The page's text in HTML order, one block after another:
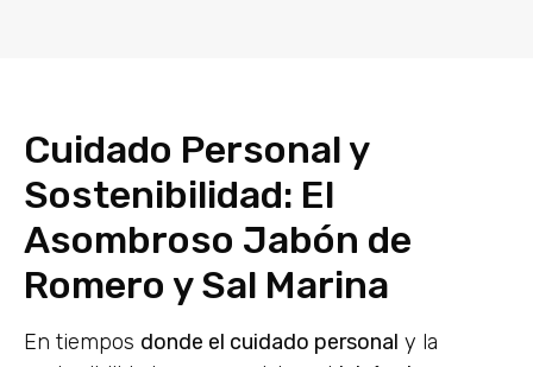
Cuidado Personal y
Sostenibilidad: El
Asombroso Jabón de
Romero y Sal Marina
En tiempos donde el cuidado personal y la